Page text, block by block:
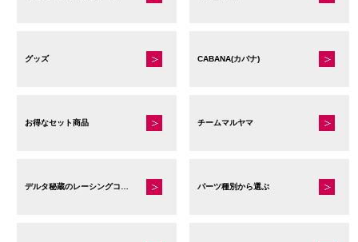
グッズ CABANA(カバナ)
お得なセット商品 チームマルヤマ
パーツ種別から選ぶ